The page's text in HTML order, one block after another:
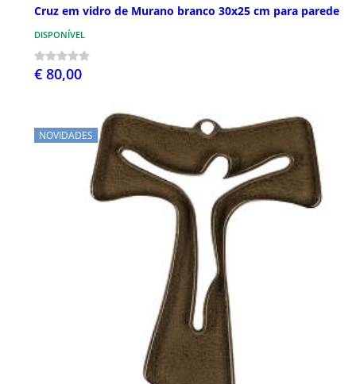
Cruz em vidro de Murano branco 30x25 cm para parede
DISPONÍVEL
€ 80,00
NOVIDADES